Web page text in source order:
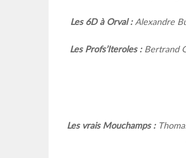
Les 6D à Orval : Alexandre
Les Profs’Iteroles : Bertrand
Les vrais Mouchamps :